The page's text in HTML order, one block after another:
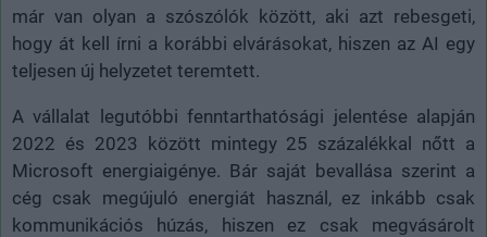
már van olyan a szószólók között, aki azt rebesgeti,
hogy át kell írni a korábbi elvárásokat, hiszen az AI egy
teljesen új helyzetet teremtett.
A vállalat legutóbbi fenntarthatósági jelentése alapján
2022 és 2023 között mintegy 25 százalékkal nőtt a
Microsoft energiaigénye. Bár saját bevallása szerint a
cég csak megújuló energiát használ, ez inkább csak
kommunikációs húzás, hiszen ez csak megvásárolt